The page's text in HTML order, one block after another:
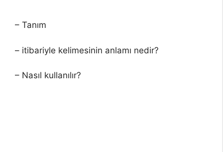
– Tanım
– itibariyle kelimesinin anlamı nedir?
– Nasıl kullanılır?